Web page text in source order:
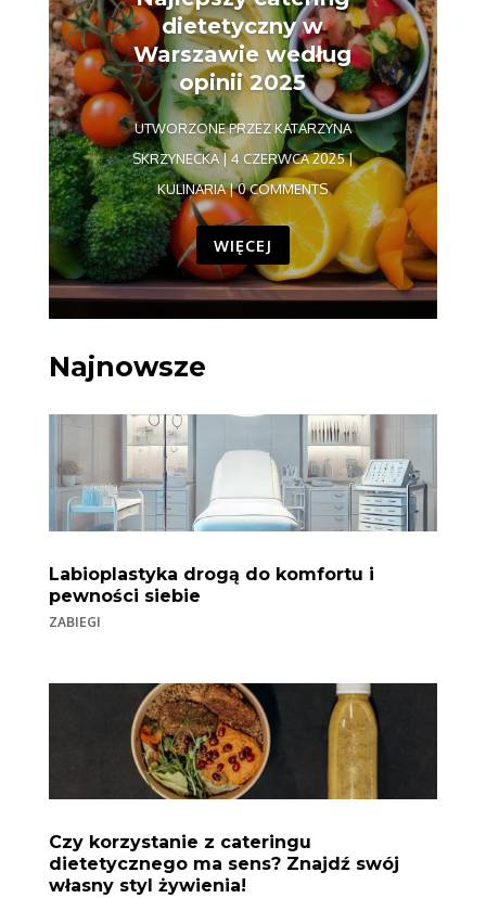
dietetyczny w
Warszawie według
opinii 2025
UTWORZONE PRZEZKATARZYNA
SKRZYNECKA|4 CZERWCA 2025|
KULINARIA| 0 COMMENTS
WIĘCEJ
Najnowsze
Labioplastyka drogą do komfortu i
pewności siebie
ZABIEGI
Czy korzystanie z cateringu
dietetycznego ma sens? Znajdź swój
własny styl żywienia!